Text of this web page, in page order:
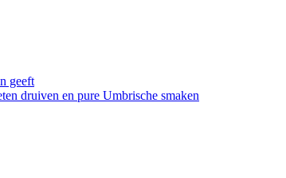
geeft
druiven en pure Umbrische smaken